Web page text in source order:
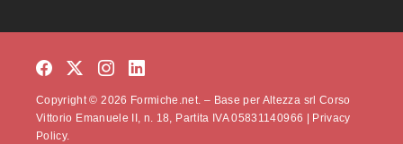
Copyright © 2026 Formiche.net. – Base per Altezza srl Corso
Vittorio Emanuele II, n. 18, Partita IVA 05831140966 |
Privacy
Policy.